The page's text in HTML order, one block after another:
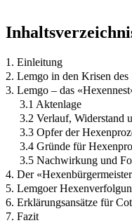
1. Einleitung
2. Lemgo in den Krisen des
3. Lemgo – das
3.1 Aktenlage
3.2 Verlauf, Widerstand
3.3 Opfer der
3.4 Gründe für
3.5 Nachwirkung und
4. Der
5. Lemgoer
6. Erklärungsansätze für
7. Fazit